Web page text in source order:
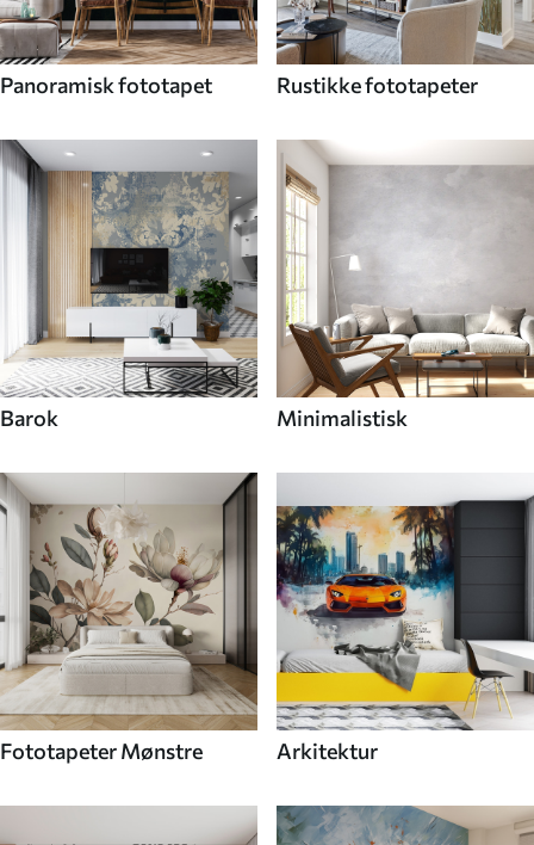
Panoramisk fototapet Rustikke fototapeter
Barok Minimalistisk
Fototapeter Mønstre Arkitektur